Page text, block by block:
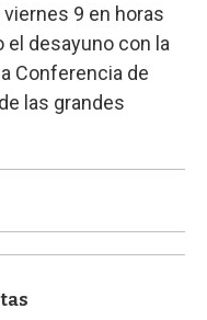
9 en horas
el desayuno con la
Conferencia de
las grandes